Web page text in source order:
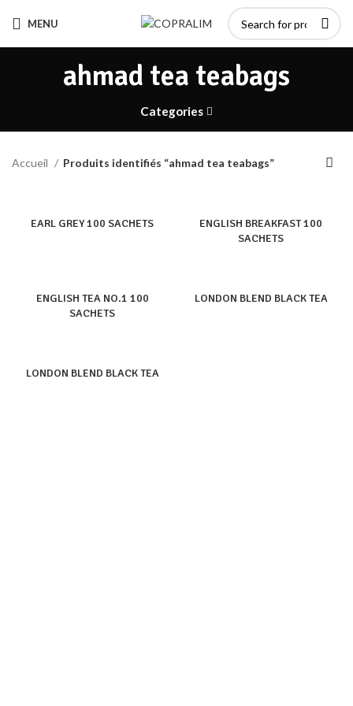
MENU
ahmad tea teabags
Categories
Accueil Produits identifiés “ahmad tea teabags”
EARL GREY 100 SACHETS
ENGLISH BREAKFAST 100
SACHETS
ENGLISH TEA NO.1 100
SACHETS
LONDON BLEND BLACK TEA
LONDON BLEND BLACK TEA